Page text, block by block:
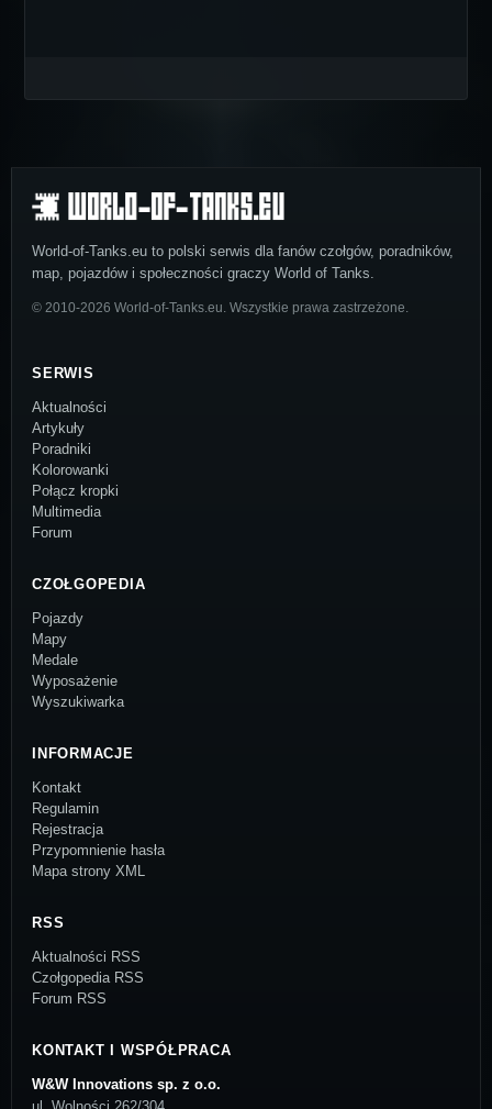
World-of-Tanks.eu to polski serwis dla fanów czołgów, poradników,
map, pojazdów i społeczności graczy World of Tanks.
© 2010-2026 World-of-Tanks.eu. Wszystkie prawa zastrzeżone.
SERWIS
Aktualności
Artykuły
Poradniki
Kolorowanki
Połącz kropki
Multimedia
Forum
CZOŁGOPEDIA
Pojazdy
Mapy
Medale
Wyposażenie
Wyszukiwarka
INFORMACJE
Kontakt
Regulamin
Rejestracja
Przypomnienie hasła
Mapa strony XML
RSS
Aktualności RSS
Czołgopedia RSS
Forum RSS
KONTAKT I WSPÓŁPRACA
W&W Innovations sp. z o.o.